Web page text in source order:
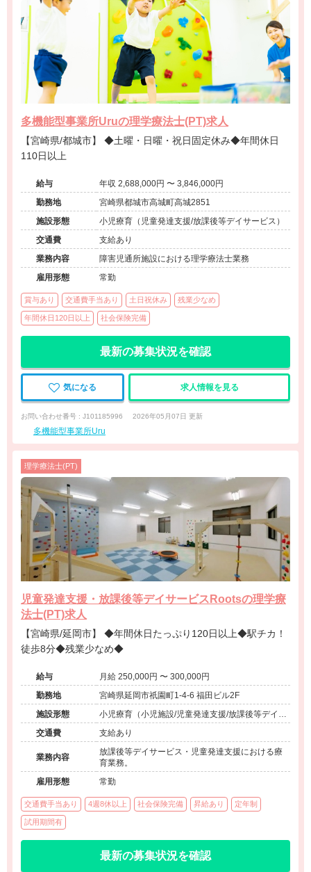
多機能型事業所Uruの理学療法士(PT)求人
【宮崎県/都城市】 ◆土曜・日曜・祝日固定休み◆年間休日
110日以上
給与
年収 2,688,000円 〜 3,846,000円
勤務地
宮崎県都城市高城町高城2851
施設形態
小児療育（児童発達支援/放課後等デイサービス）
交通費
支給あり
業務内容
障害児通所施設における理学療法士業務
雇用形態
常勤
賞与あり 交通費手当あり 土日祝休み 残業少なめ
年間休日120日以上 社会保険完備
最新の募集状況を確認
気になる 求人情報を見る
お問い合わせ番号 : J101185996 2026年05月07日 更新
多機能型事業所Uru
理学療法士(PT)
児童発達支援・放課後等デイサービスRootsの理学療
法士(PT)求人
【宮崎県/延岡市】 ◆年間休日たっぷり120日以上◆駅チカ！
徒歩8分◆残業少なめ◆
給与
月給 250,000円 〜 300,000円
勤務地
宮崎県延岡市祇園町1-4-6 福田ビル2F
施設形態
小児療育（小児施設/児童発達支援/放課後等デイサ
ービス）
交通費 支給あり
業務内容
放課後等デイサービス・児童発達支援における療
育業務。
雇用形態
常勤
交通費手当あり 4週8休以上 社会保険完備 昇給あり 定年制
試用期間有
最新の募集状況を確認